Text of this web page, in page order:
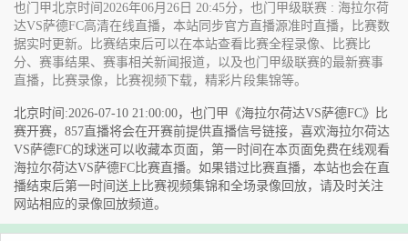
也门甲北京时间2026年06月26日 20:45分，也门甲级联赛 : 海拉尔荷
达VS萨德FC高清在线直播，本站同步官方直播源准时直播，比赛数
据实时更新。比赛结束后可以在本站查看比赛全程录像、比赛比
分、赛事结果、赛事相关新闻报道，以及也门甲级联赛的最新赛事
直播，比赛录像，比赛视频下载，精彩片段集锦等。
北京时间:2026-07-10 21:00:00，也门甲《海拉尔荷达VS萨德FC》比
赛开赛，857直播将会在开赛前提供直播信号链接，喜欢海拉尔荷达
VS萨德FC的球迷可以收藏本页面，第一时间在本页面免费在线观看
海拉尔荷达VS萨德FC比赛直播。如果错过比赛直播，本站也会在直
播结束后第一时间送上比赛视频集锦和全场录像回放，请及时关注
网站相应的录像回放频道。